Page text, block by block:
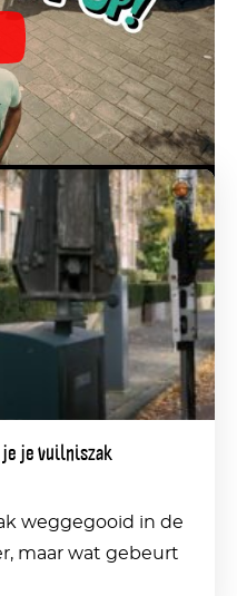
je vuilniszak
weggegooid in de
maar wat gebeurt